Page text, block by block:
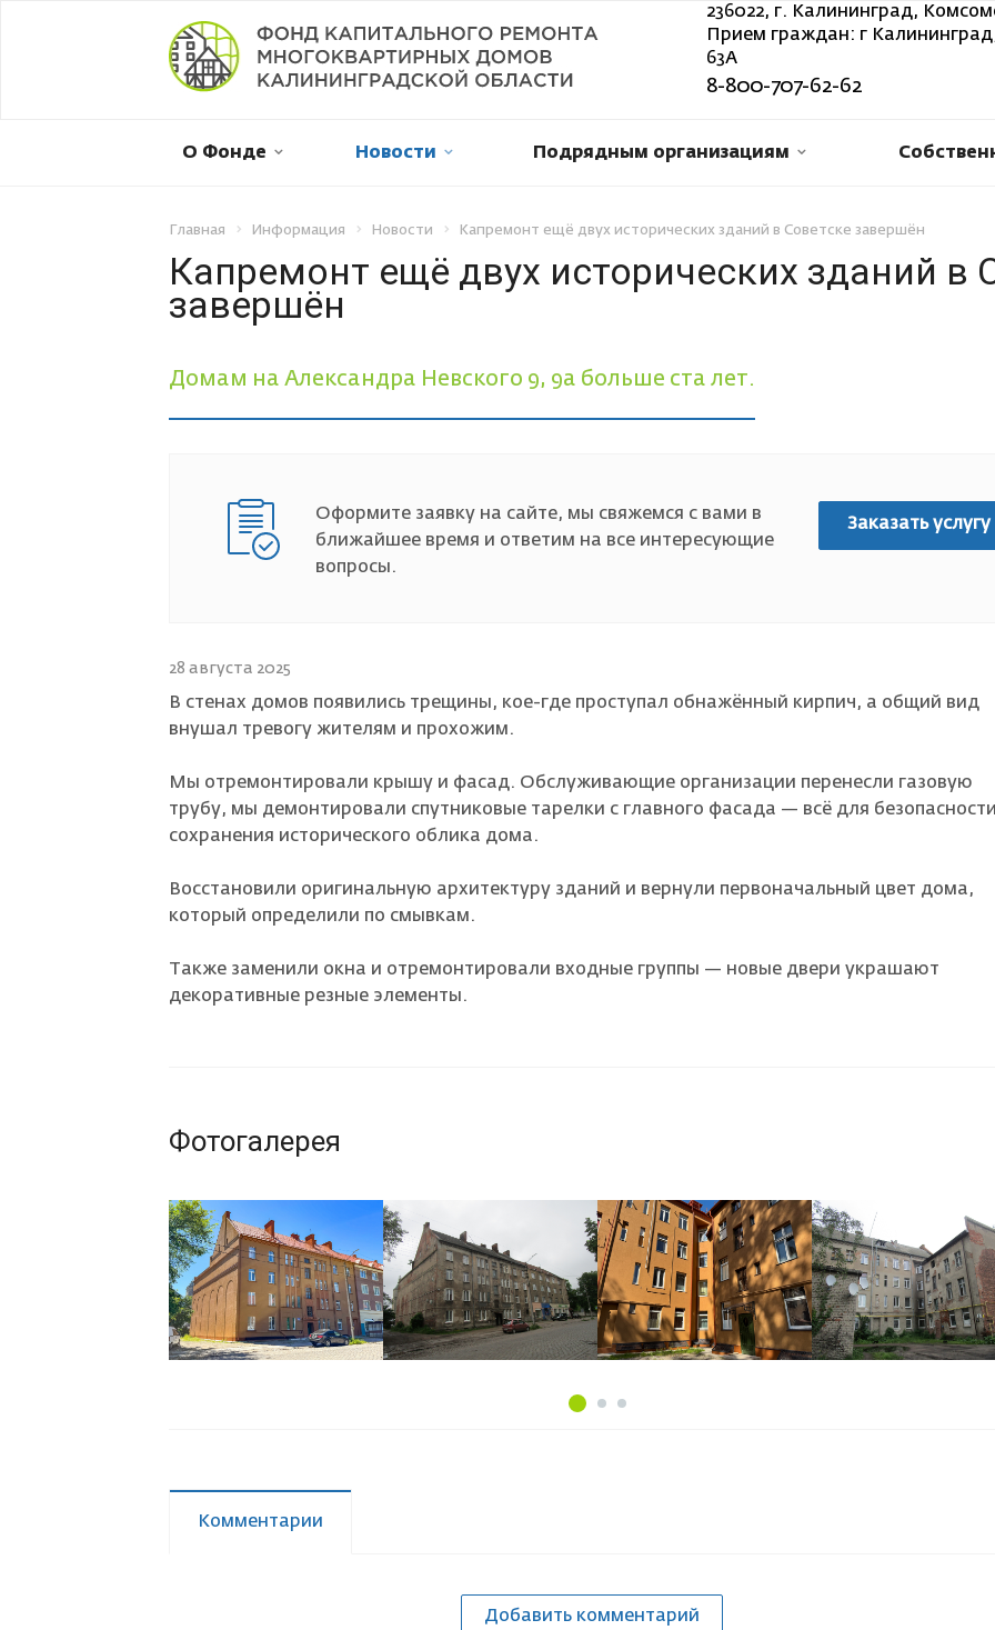
236022, г. Калининград,
Прием граждан: г
63А
8-800-707-62-62
О Фонде Новости Подрядным организациям
Рассрочка платежа
Главная Информация Новости Капремонт ещё двух исторических зданий в Советске завершён
Капремонт ещё двух исторических зданий в
завершён
Домам на Александра Невского 9, 9а больше ста лет.
Оформите заявку на сайте, мы свяжемся с вами в
ближайшее время и ответим на все интересующие
вопросы.
Заказать услугу
28 августа 2025
В стенах домов появились трещины, кое-где проступал обнажённый кирпич, а общий вид
внушал тревогу жителям и прохожим.
Мы отремонтировали крышу и фасад. Обслуживающие организации перенесли газовую
трубу, мы демонтировали спутниковые тарелки с главного фасада — всё для
сохранения исторического облика дома.
Восстановили оригинальную архитектуру зданий и вернули первоначальный цвет дома,
который определили по смывкам.
Также заменили окна и отремонтировали входные группы — новые двери украшают
декоративные резные элементы.
Фотогалерея
Комментарии
Добавить комментарий